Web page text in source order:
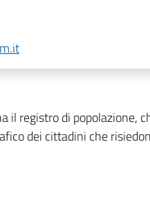
il registro di popolazione,
dei cittadini che